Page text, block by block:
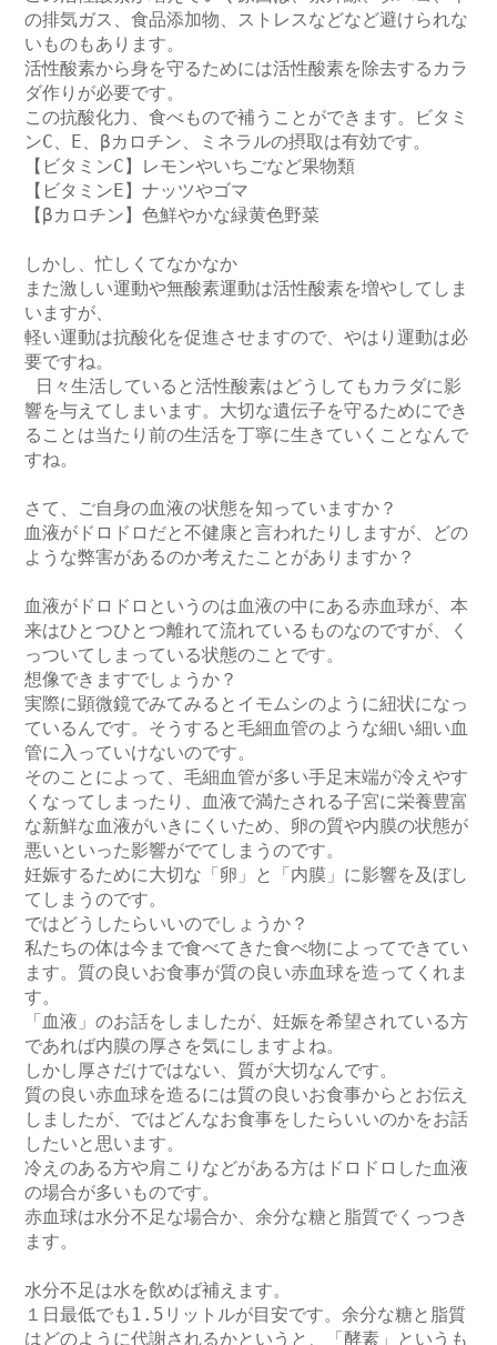
の排気ガス、食品添加物、ストレスなどなど避けられな
いものもあります。
活性酸素から身を守るためには活性酸素を除去するカラ
ダ作りが必要です。
この抗酸化力、食べもので補うことができます。ビタミ
ンC、E、βカロチン、ミネラルの摂取は有効です。
【ビタミンC】レモンやいちごなど果物類
【ビタミンE】ナッツやゴマ
【βカロチン】色鮮やかな緑黄色野菜
しかし、忙しくてなかなか
また激しい運動や無酸素運動は活性酸素を増やしてしま
いますが、
軽い運動は抗酸化を促進させますので、やはり運動は必
要ですね。
響を与えてしまいます。大切な遺伝子を守るためにでき
ることは当たり前の生活を丁寧に生きていくことなんで
すね。
さて、ご自身の血液の状態を知っていますか？
血液がドロドロだと不健康と言われたりしますが、どの
ような弊害があるのか考えたことがありますか？
血液がドロドロというのは血液の中にある赤血球が、本
来はひとつひとつ離れて流れているものなのですが、く
っついてしまっている状態のことです。
想像できますでしょうか？
実際に顕微鏡でみてみるとイモムシのように紐状になっ
ているんです。そうすると毛細血管のような細い細い血
管に入っていけないのです。
そのことによって、毛細血管が多い手足末端が冷えやす
くなってしまったり、血液で満たされる子宮に栄養豊富
な新鮮な血液がいきにくいため、卵の質や内膜の状態が
悪いといった影響がでてしまうのです。
妊娠するために大切な「卵」と「内膜」に影響を及ぼし
てしまうのです。
ではどうしたらいいのでしょうか？
私たちの体は今まで食べてきた食べ物によってできてい
ます。質の良いお食事が質の良い赤血球を造ってくれま
す。
「血液」のお話をしましたが、妊娠を希望されている方
であれば内膜の厚さを気にしますよね。
しかし厚さだけではない、質が大切なんです。
質の良い赤血球を造るには質の良いお食事からとお伝え
しましたが、ではどんなお食事をしたらいいのかをお話
したいと思います。
冷えのある方や肩こりなどがある方はドロドロした血液
の場合が多いものです。
赤血球は水分不足な場合か、余分な糖と脂質でくっつき
ます。
水分不足は水を飲めば補えます。
１日最低でも1.5リットルが目安です。余分な糖と脂質
はどのように代謝されるかというと、「酵素」というも